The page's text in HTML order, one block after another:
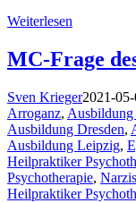
Weiterlesen
MC-Frage
Sven Krieger2021-
Arroganz, Ausbildung
Ausbildung Dresden,
Ausbildung Leipzig,
Heilpraktiker
Psychotherapie,
Heilpraktiker